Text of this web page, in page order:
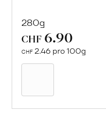
280g
CHF 6.90
CHF 2.46 pro 100g